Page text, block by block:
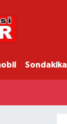
Sondakika